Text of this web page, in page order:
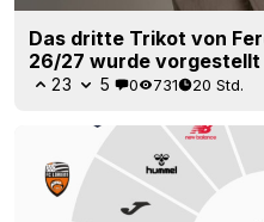
Das dritte Trikot von
26/27 wurde vorgestellt
23 5 0 731 20 Std.